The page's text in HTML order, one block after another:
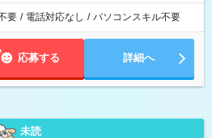
要 / 電話対応なし / パソコンスキル不要
応募する 詳細へ
未読